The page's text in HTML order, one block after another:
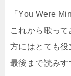
「You Were
これから歌っ
方にはとても
最後まで読みす